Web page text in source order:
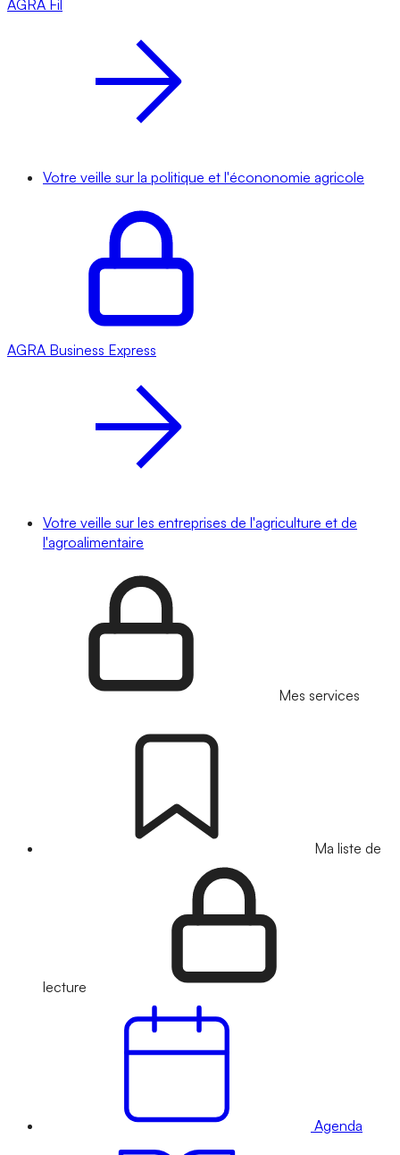
AGRA Fil
Votre veille sur la politique et l'écononomie agricole
AGRA Business Express
Votre veille sur les entreprises de l'agriculture et de
l'agroalimentaire
Mes services
Ma liste de
lecture
Agenda